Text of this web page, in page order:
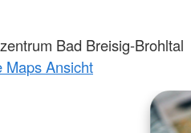
Bad Breisig-Brohltal
Maps Ansicht